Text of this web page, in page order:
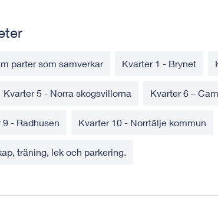
parter som samverkar Kvarter 1 - Brynet
Kvarter 5 - Norra skogsvillorna Kvarter 6 –
9 - Radhusen Kvarter 10 - Norrtälje kommun
träning, lek och parkering.